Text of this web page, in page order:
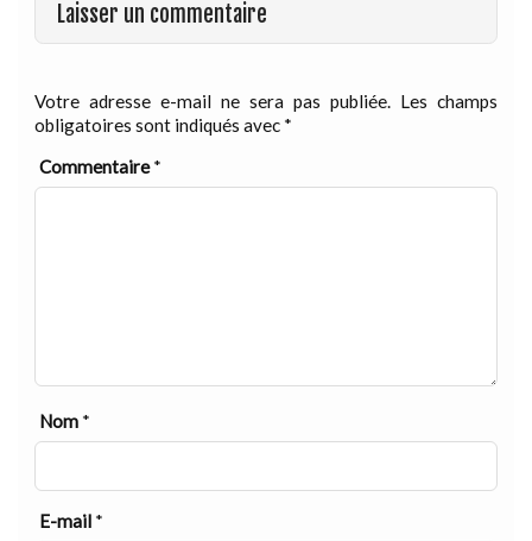
Laisser un commentaire
Votre adresse e-mail ne sera pas publiée.
Les champs
obligatoires sont indiqués avec *
Commentaire*
Nom *
E-mail *